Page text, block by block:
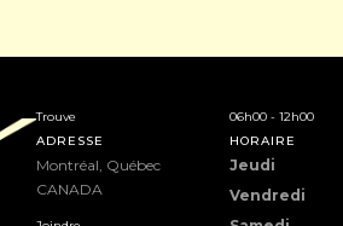
Trouve
ADRESSE
Montréal, Québec
CANADA
06h00 - 12h00
HORAIRE
Jeudi
Vendredi